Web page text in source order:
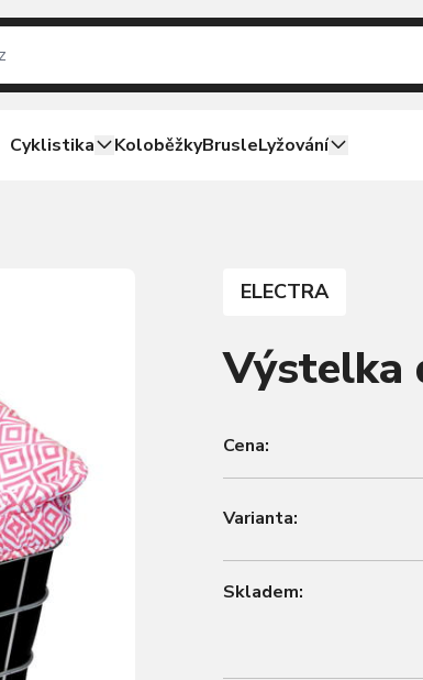
Cyklistika KoloběžkyBrusleLyžování
ELECTRA
Výstelka
Cena:
Varianta:
Skladem: